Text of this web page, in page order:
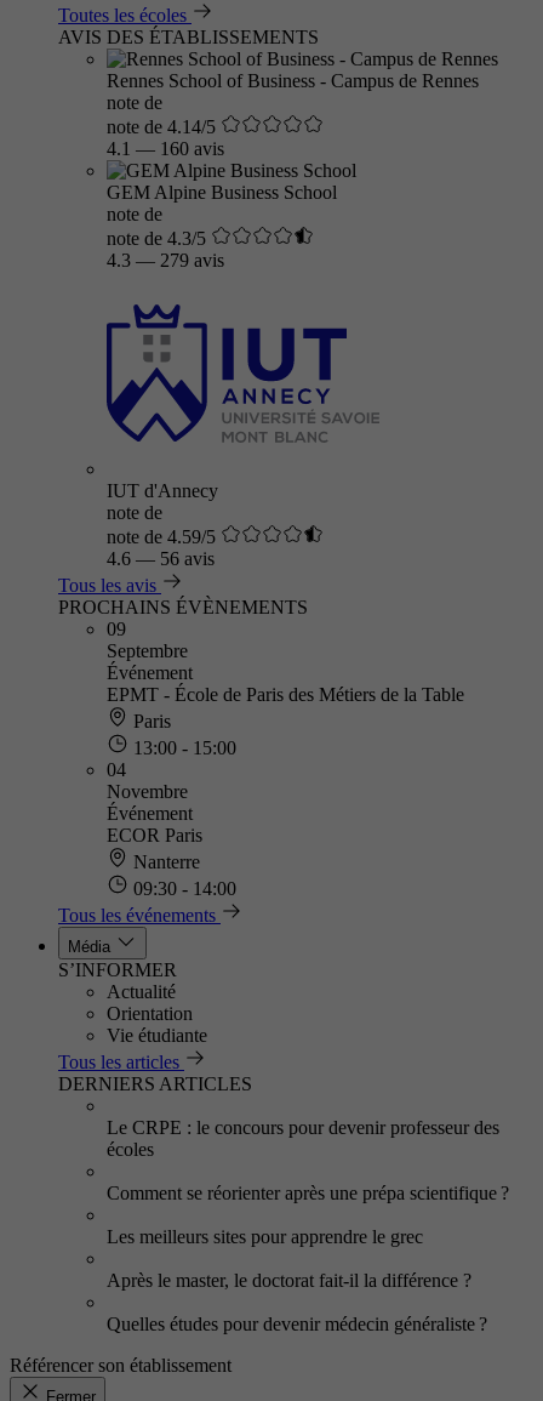
Toutes les écoles
AVIS DES ÉTABLISSEMENTS
Rennes School of Business - Campus de Rennes
note de
note de 4.14/5
4.1 — 160 avis
GEM Alpine Business School
note de
note de 4.3/5
4.3 — 279 avis
IUT d'Annecy
note de
note de 4.59/5
4.6 — 56 avis
Tous les avis
PROCHAINS ÉVÈNEMENTS
09
Septembre
Événement
EPMT - École de Paris des Métiers de la Table
Paris
13:00 - 15:00
04
Novembre
Événement
ECOR Paris
Nanterre
09:30 - 14:00
Tous les événements
Média
S’INFORMER
Actualité
Orientation
Vie étudiante
Tous les articles
DERNIERS ARTICLES
Le CRPE : le concours pour devenir professeur des
écoles
Comment se réorienter après une prépa scientifique ?
Les meilleurs sites pour apprendre le grec
Après le master, le doctorat fait-il la différence ?
Quelles études pour devenir médecin généraliste ?
Référencer son établissement
Fermer